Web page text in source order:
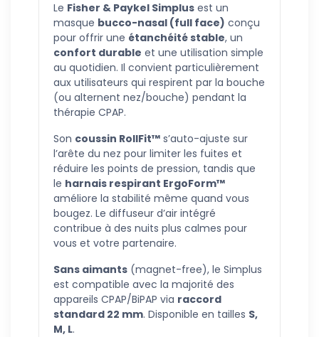
Le Fisher & Paykel Simplus est un
masque bucco-nasal (full face) conçu
pour offrir une étanchéité stable, un
confort durable et une utilisation simple
au quotidien. Il convient particulièrement
aux utilisateurs qui respirent par la bouche
(ou alternent nez/bouche) pendant la
thérapie CPAP.
Son coussin RollFit™ s’auto-ajuste sur
l’arête du nez pour limiter les fuites et
réduire les points de pression, tandis que
le harnais respirant ErgoForm™
améliore la stabilité même quand vous
bougez. Le diffuseur d’air intégré
contribue à des nuits plus calmes pour
vous et votre partenaire.
Sans aimants (magnet-free), le Simplus
est compatible avec la majorité des
appareils CPAP/BiPAP via raccord
standard 22 mm. Disponible en tailles S,
M, L.